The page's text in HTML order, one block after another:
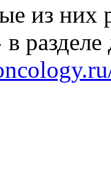
них
разделе